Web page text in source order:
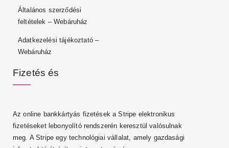
Általános szerződési
feltételek – Webáruház
Adatkezelési tájékoztató –
Webáruház
Fizetés és
Az online bankkártyás fizetések a Stripe elektronikus
fizetéseket lebonyolító rendszerén keresztül valósulnak
meg. A Stripe egy technológiai vállalat, amely gazdasági